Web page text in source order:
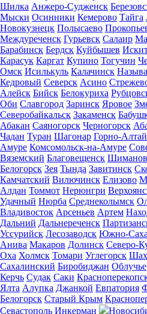
Шилка Анжеро-Судженск
Мыски Осинники Кемерово Тайга
Новокузнецк Полысаево
Междуреченск Гурьевск Салаир
Барабинск Бердск Куйбышев
Карасук Каргат Купино Тогучин
Омск Исилькуль Калачинск
Кедровый Северск Асино
Алейск Бийск Белокуриха
Оби Славгород Заринск Яровое
Северобайкальск Закаменск
Абакан Саяногорск Черногорск
Чадан Туран Шагонар Горно-
Амуре Комсомольск-на-Амуре
Вяземский Благовещенск
Белогорск Зея Тында Завитинск
Камчатский Вилючинск Елизово
Алдан Томмот Нерюнгри
Удачный Нюрба Среднеколымск
Владивосток Арсеньев Артем
Дальний Дальнереченск
Уссурийск Лесозаводск Южно-
Анива Макаров Долинск Северо-
Оха Холмск Томари Углегорск
Сахалинский Биробиджан Облучье
Керчь Судак Саки
Ялта Алупка Джанкой Евпатория
Белогорск Старый Крым
Севастополь Инкерман